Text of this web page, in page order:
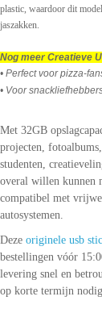
plastic, waardoor dit
jaszakken.
Nog meer Creatieve
• Perfect voor pizza-
• Voor
Met 32GB
projecten,
studenten,
overal willen kunnen
compatibel met
autosystemen.
Deze originele usb
bestellingen vóór
levering snel en
op korte termijn